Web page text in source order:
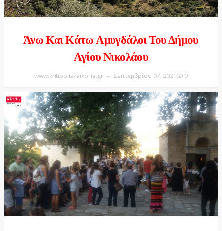
Άνω Και Κάτω Αμυγδάλοι Του Δήμου
Αγίου Νικολάου
www.kritipoliskaixoria.gr Σεπτεμβρίου 07, 2021 0